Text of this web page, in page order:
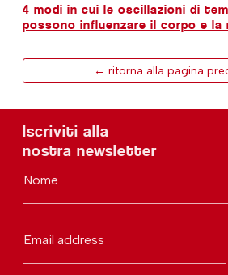
4 modi in cui le oscillazioni di
possono influenzare il corpo e la
← ritorna alla pagina
Iscriviti alla
nostra newsletter
Nome
Email address